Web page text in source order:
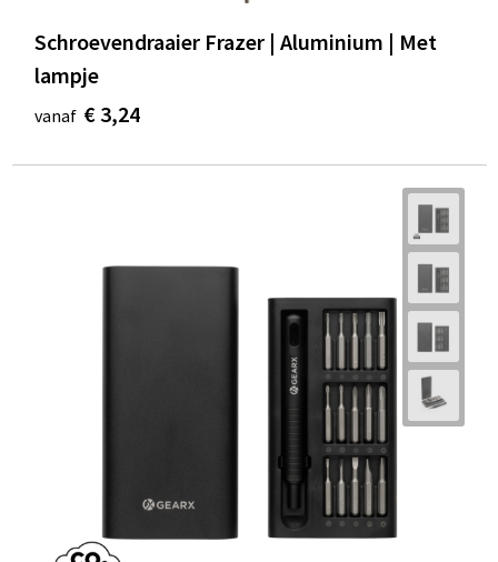
Schroevendraaier Frazer | Aluminium | Met
lampje
vanaf € 3,24